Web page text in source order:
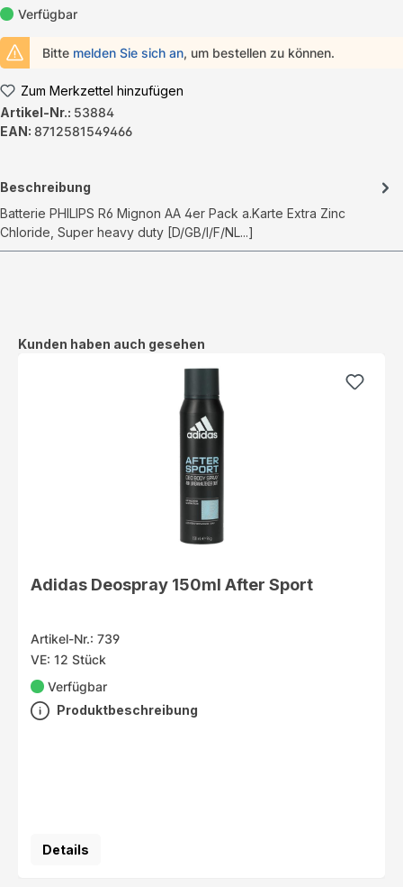
Verfügbar
Bitte melden Sie sich an, um bestellen zu können.
Zum Merkzettel hinzufügen
Artikel-Nr.: 53884
EAN: 8712581549466
Beschreibung
Batterie PHILIPS R6 Mignon AA 4er Pack a.Karte Extra Zinc
Chloride, Super heavy duty [D/GB/I/F/NL...]
Produktgalerie überspringen
Kunden haben auch gesehen
Adidas Deospray 150ml After Sport
Artikel-Nr.: 739
VE: 12 Stück
Verfügbar
Produktbeschreibung
Details